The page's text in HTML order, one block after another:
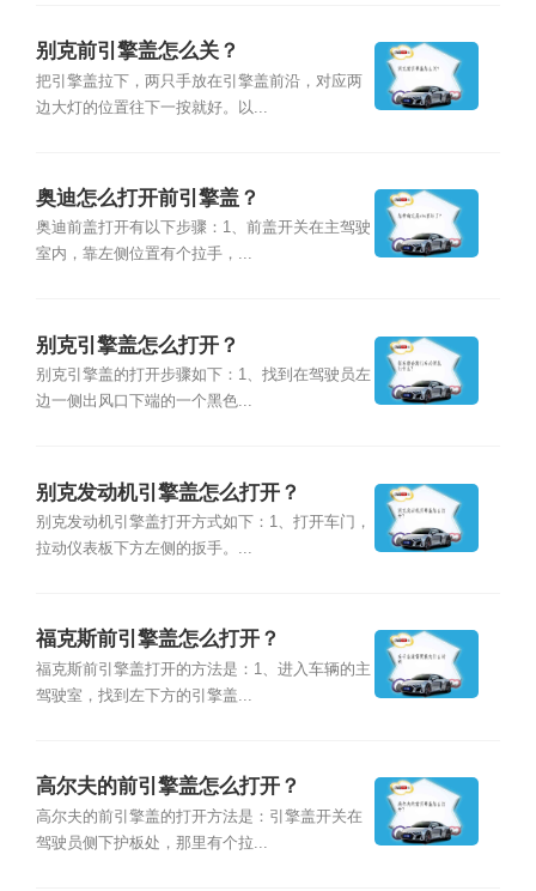
别克前引擎盖怎么关？
把引擎盖拉下，两只手放在引擎盖前沿，对应两
边大灯的位置往下一按就好。以...
奥迪怎么打开前引擎盖？
奥迪前盖打开有以下步骤：1、前盖开关在主驾驶
室内，靠左侧位置有个拉手，...
别克引擎盖怎么打开？
别克引擎盖的打开步骤如下：1、找到在驾驶员左
边一侧出风口下端的一个黑色...
别克发动机引擎盖怎么打开？
别克发动机引擎盖打开方式如下：1、打开车门，
拉动仪表板下方左侧的扳手。...
福克斯前引擎盖怎么打开？
福克斯前引擎盖打开的方法是：1、进入车辆的主
驾驶室，找到左下方的引擎盖...
高尔夫的前引擎盖怎么打开？
高尔夫的前引擎盖的打开方法是：引擎盖开关在
驾驶员侧下护板处，那里有个拉...